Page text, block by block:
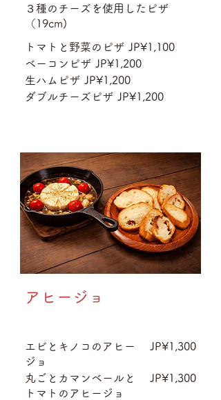
３種のチーズを使用したピザ
トマトと野菜のピザ JP¥1,100
ベーコンピザ JP¥1,200
生ハムピザ JP¥1,200
ダブルチーズピザ JP¥1,200
アヒージョ
エビとキノコのアヒー
ジョ
JP¥1,300
丸ごとカマンベールと
トマトのアヒージョ
JP¥1,300